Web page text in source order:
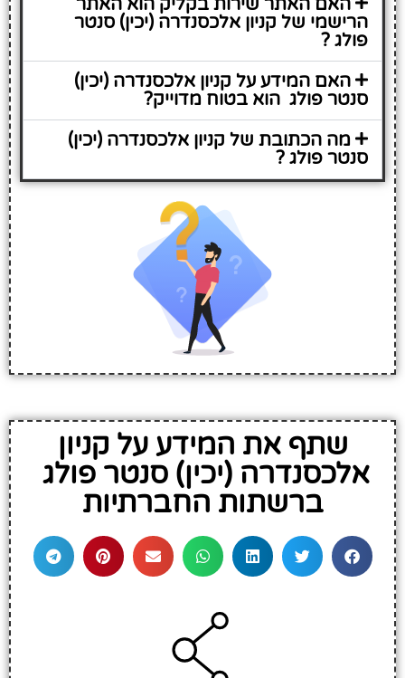
הרישמי של קניון אלכסנדרה (יכין) סנטר
פולג ?
האם המידע על קניון אלכסנדרה (יכין)
סנטר פולג הוא בטוח מדוייק?
מה הכתובת של קניון אלכסנדרה (יכין)
סנטר פולג ?
שתף את המידע על קניון
אלכסנדרה (יכין) סנטר פולג
ברשתות החברתיות